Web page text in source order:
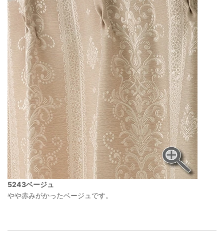
5243ベージュ
やや赤みがかったベージュです。